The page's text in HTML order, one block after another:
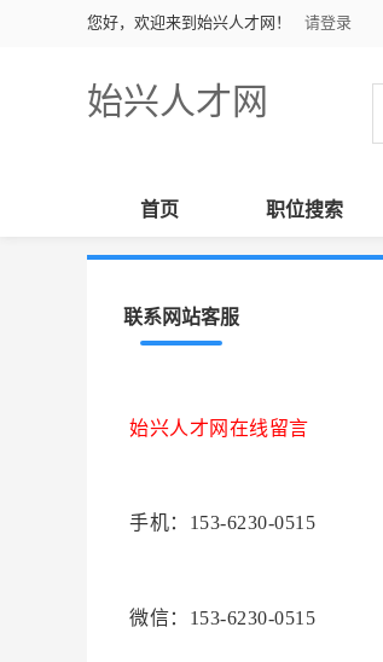
您好，欢迎来到始兴人才网！ 请登录
始兴人才网
首页 职位搜索
联系网站客服
始兴人才网在线留言
手机：153-6230-0515
微信：153-6230-0515